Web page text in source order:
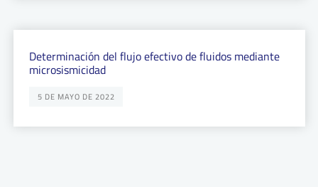
Determinación del flujo efectivo de fluidos mediante
microsismicidad
5 DE MAYO DE 2022